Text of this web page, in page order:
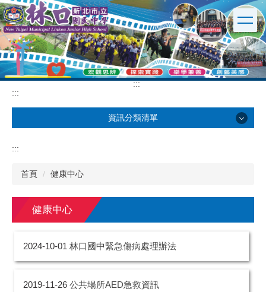
跳
到
主
要
內
容
區
:::
:::
資訊分類清單
行政單位
英文版
:::
首頁 健康中心
健康中心
2024-10-01 林口國中緊急傷病處理辦法
2019-11-26 公共場所AED急救資訊